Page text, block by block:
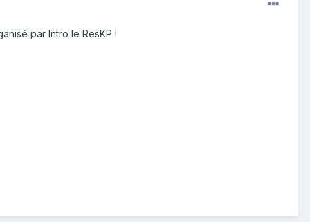
par Intro le ResKP !